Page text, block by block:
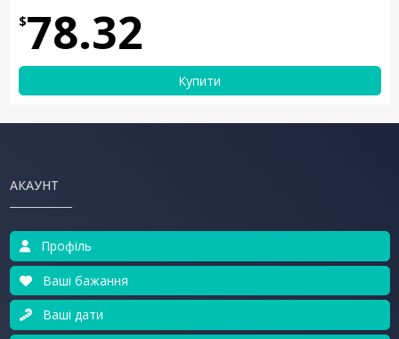
$78.32
Купити
АКАУНТ
Профіль
Ваші бажання
Ваші дати